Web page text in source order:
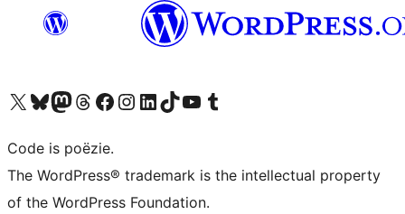
Bezoek ons X (voorheen Twitter) account
Bezoek ons Bluesky account
Bezoek ons Mastodon account
Bezoek ons Threads account
Onze Facebook pagina bezoeken
Bezoek ons Instagram account
Bezoek ons LinkedIn account
Bezoek ons TikTok account
Bezoek ons YouTube kanaalBezoek ons Tumblr account
Code is poëzie.
The WordPress® trademark is the intellectual property
of the WordPress Foundation.